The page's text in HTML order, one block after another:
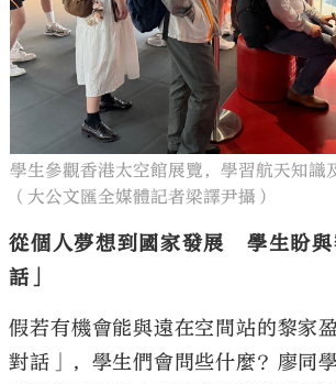
學生參觀香港太空館展覽，學習航天知識
（大公文匯全媒體記者梁譯尹攝）
從個人夢想到國家發展 學生盼與
話」
假若有機會能與遠在空間站的黎家
對話」，學生們會問些什麼？廖同